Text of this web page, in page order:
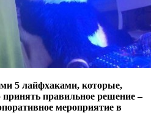
5 лайфхаками, которые,
принять правильное решение –
мероприятие в